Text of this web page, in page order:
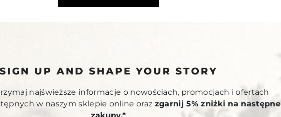
UP AND SHAPE YOUR STORY
najświeższe informacje o nowościach, promocjach i ofertach
w naszym sklepie online oraz zgarnij 5% zniżki na następne